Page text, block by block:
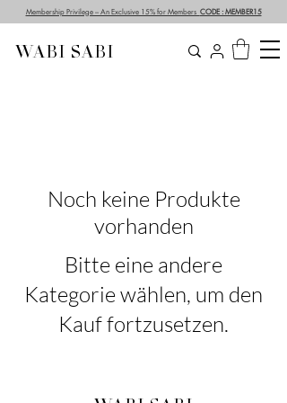
WABI SABI
Membership Privilege – An Exclusive 15% for Members CODE : MEMBER15
Noch keine Produkte
vorhanden
Bitte eine andere
Kategorie wählen, um den
Kauf fortzusetzen.